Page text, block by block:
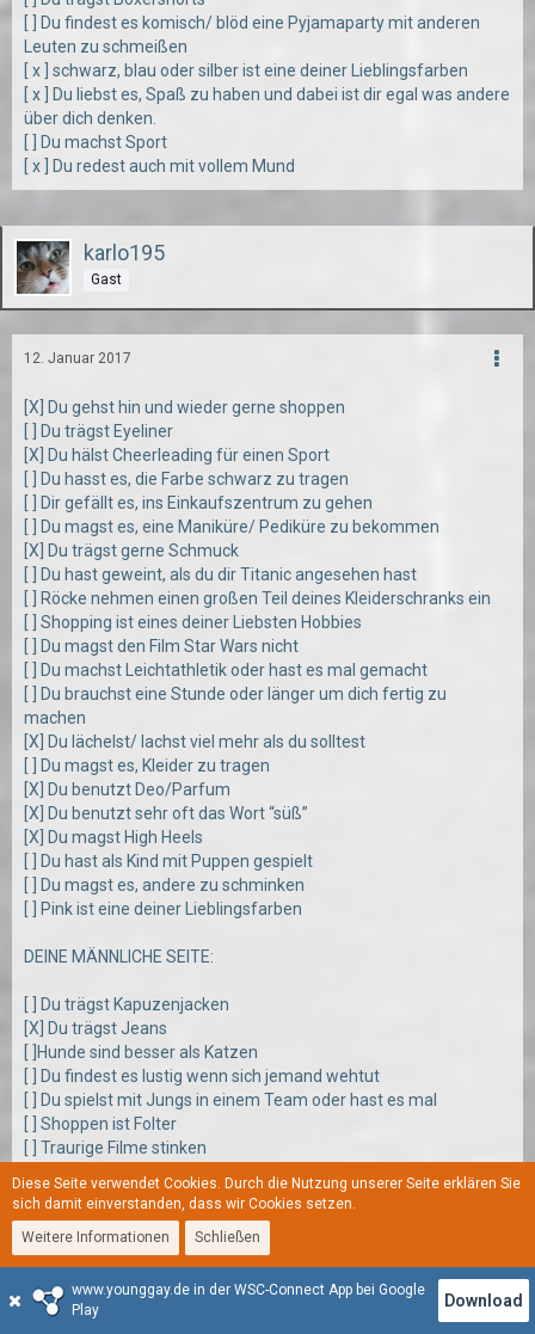
[ ] Du findest es komisch/ blöd eine Pyjamaparty mit anderen
Leuten zu schmeißen
[ x ] schwarz, blau oder silber ist eine deiner Lieblingsfarben
[ x ] Du liebst es, Spaß zu haben und dabei ist dir egal was andere
über dich denken.
[ ] Du machst Sport
[ x ] Du redest auch mit vollem Mund
karlo195
Gast
12. Januar 2017
[X] Du gehst hin und wieder gerne shoppen
[ ] Du trägst Eyeliner
[X] Du hälst Cheerleading für einen Sport
[ ] Du hasst es, die Farbe schwarz zu tragen
[ ] Dir gefällt es, ins Einkaufszentrum zu gehen
[ ] Du magst es, eine Maniküre/ Pediküre zu bekommen
[X] Du trägst gerne Schmuck
[ ] Du hast geweint, als du dir Titanic angesehen hast
[ ] Röcke nehmen einen großen Teil deines Kleiderschranks ein
[ ] Shopping ist eines deiner Liebsten Hobbies
[ ] Du magst den Film Star Wars nicht
[ ] Du machst Leichtathletik oder hast es mal gemacht
[ ] Du brauchst eine Stunde oder länger um dich fertig zu
machen
[X] Du lächelst/ lachst viel mehr als du solltest
[ ] Du magst es, Kleider zu tragen
[X] Du benutzt Deo/Parfum
[X] Du benutzt sehr oft das Wort “süß”
[X] Du magst High Heels
[ ] Du hast als Kind mit Puppen gespielt
[ ] Du magst es, andere zu schminken
[ ] Pink ist eine deiner Lieblingsfarben
DEINE MÄNNLICHE SEITE:
[ ] Du trägst Kapuzenjacken
[X] Du trägst Jeans
[ ]Hunde sind besser als Katzen
[ ] Du findest es lustig wenn sich jemand wehtut
[ ] Du spielst mit Jungs in einem Team oder hast es mal
[ ] Shoppen ist Folter
[ ] Traurige Filme stinken
[X] Du hast als Kind mit Autos gespielt
[ ] Du wolltest schon mal Feuerwehrmann werden.
[ ] Du hast dir die Ninja Turtles angeschaut oder tust es immer
noch
[ ] Du hast ungefähr eine Trillionen Caps/Mütze
[X] Du trägst Boxershorts
www.younggay.de in der WSC-Connect App bei Google
Play
Download
Diese Seite verwendet Cookies. Durch die Nutzung unserer Seite erklären Sie
sich damit einverstanden, dass wir Cookies setzen.
Weitere Informationen
Schließen